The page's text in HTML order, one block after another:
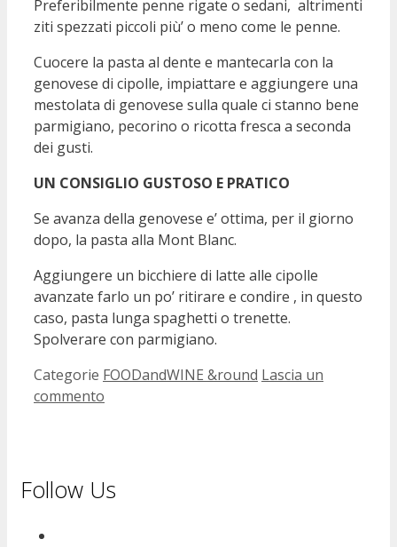
Preferibilmente penne rigate o sedani, altrimenti
ziti spezzati piccoli più’ o meno come le penne.
Cuocere la pasta al dente e mantecarla con la
genovese di cipolle, impiattare e aggiungere una
mestolata di genovese sulla quale ci stanno bene
parmigiano, pecorino o ricotta fresca a seconda
dei gusti.
UN CONSIGLIO GUSTOSO E PRATICO
Se avanza della genovese e’ ottima, per il giorno
dopo, la pasta alla Mont Blanc.
Aggiungere un bicchiere di latte alle cipolle
avanzate farlo un po’ ritirare e condire , in questo
caso, pasta lunga spaghetti o trenette.
Spolverare con parmigiano.
Categorie FOODandWINE &round Lascia un
commento
Follow Us